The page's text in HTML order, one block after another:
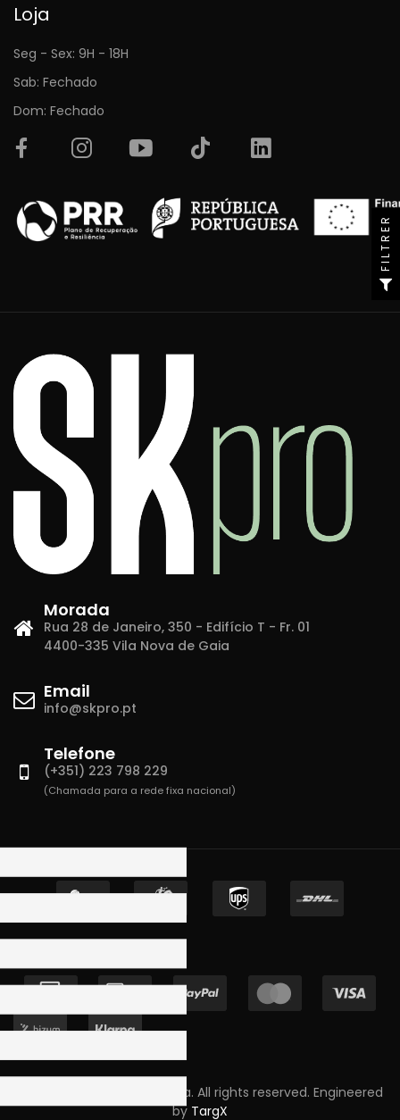
Loja
Seg - Sex: 9H - 18H
Sab: Fechado
Dom: Fechado
Morada
Rua 28 de Janeiro, 350 - Edifício T - Fr. 01
4400-335 Vila Nova de Gaia
Email
info@skpro.pt
Telefone
(+351) 223 798 229
(Chamada para a rede fixa nacional)
Copyright © 2023 Skpro, Lda. All rights reserved. Engineered
by TargX
FILTRER